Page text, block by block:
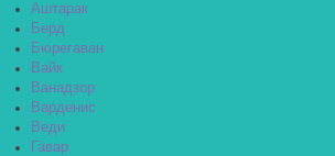
Аштарак
Берд
Бюрегаван
Вайк
Ванадзор
Варденис
Веди
Гавар